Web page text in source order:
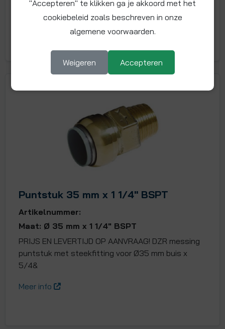
-
In winkelwagentje
Puntstuk 35 mm x 1 1/4" BSPT
Artikelnummer:
Maat: Ø 35 mm x 1 1/4" BSPT
PRIJS EN LEVERTIJD OP AANVRAAG! DZR messing
puntstuk met steekfitting voor Ø35 mm buis x
5/4&
Meer info
"Accepteren" te klikken ga je akkoord met het
cookiebeleid zoals beschreven in onze
algemene voorwaarden.
Weigeren Accepteren